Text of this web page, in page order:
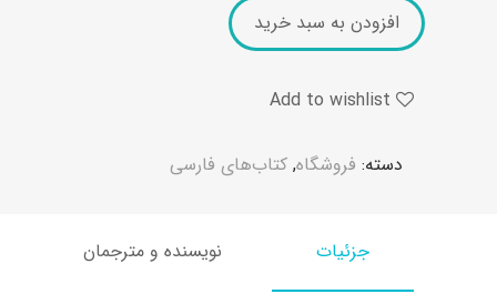
افزودن به سبد خرید
Add to wishlist
دسته: فروشگاه, کتاب‌های فارسی
جزئیات نویسنده و مترجمان